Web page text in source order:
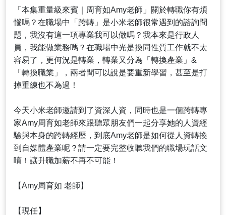
「本集重量級來賓｜周育如Amy老師」關於轉職你有煩
惱嗎？在職場中「跨轉」是小米老師很常遇到的諮詢問
題，我沒有這一項專業我可以做嗎？我本來是行政人
員，我能做業務嗎？在職場中光是換同性質工作就不太
容易了，更何況是轉業，轉業又分為「轉換產業」&
「轉換職業」，兩者間可以說是要重新學習，甚至是打
掉重練也不為過！
今天小米老師邀請到了資深人資，同時也是一個跨轉專
家Amy周育如老師來跟聽眾朋友們一起分享她的人資經
驗與本身的跨轉經歷，到底Amy老師是如何從人資轉換
到自媒體產業呢？請一定要完整收聽我們的職場玩話文
唷！讓升職加薪不再不可能！
【Amy周育如 老師】
【現任】